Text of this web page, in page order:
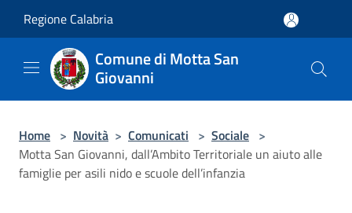
Regione Calabria
Comune di Motta San
Giovanni
Home > Novità > Comunicati > Sociale >
Motta San Giovanni, dall’Ambito Territoriale un aiuto alle
famiglie per asili nido e scuole dell’infanzia